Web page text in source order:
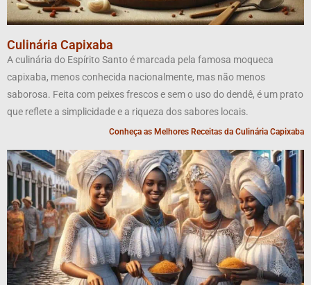
Culinária Capixaba
A culinária do Espírito Santo é marcada pela famosa moqueca
capixaba, menos conhecida nacionalmente, mas não menos
saborosa. Feita com peixes frescos e sem o uso do dendê, é um prato
que reflete a simplicidade e a riqueza dos sabores locais.
Conheça as Melhores Receitas da Culinária Capixaba